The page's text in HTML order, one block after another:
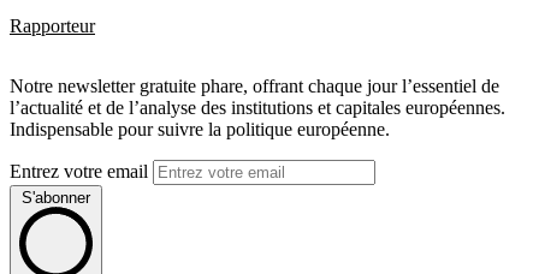
Rapporteur
Notre newsletter gratuite phare, offrant chaque jour l’essentiel de
l’actualité et de l’analyse des institutions et capitales européennes.
Indispensable pour suivre la politique européenne.
Entrez votre email
S'abonner